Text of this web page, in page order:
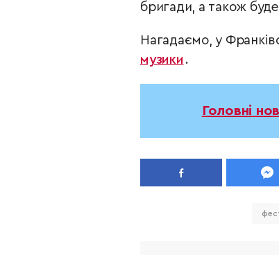
бригади, а також
Нагадаємо, у
музики .
Головні